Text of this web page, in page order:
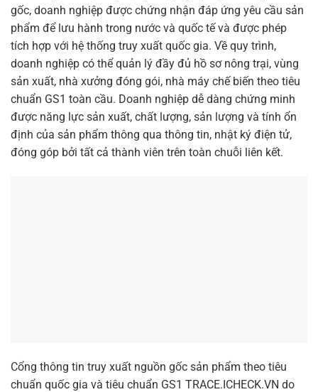
gốc, doanh nghiệp được chứng nhận đáp ứng yêu cầu sản
phẩm để lưu hành trong nước và quốc tế và được phép
tích hợp với hệ thống truy xuất quốc gia. Về quy trình,
doanh nghiệp có thể quản lý đầy đủ hồ sơ nông trại, vùng
sản xuất, nhà xưởng đóng gói, nhà máy chế biến theo tiêu
chuẩn GS1 toàn cầu. Doanh nghiệp dễ dàng chứng minh
được năng lực sản xuất, chất lượng, sản lượng và tính ổn
định của sản phẩm thông qua thông tin, nhật ký điện tử,
đóng góp bởi tất cả thành viên trên toàn chuỗi liên kết.
Cổng thông tin truy xuất nguồn gốc sản phẩm theo tiêu
chuẩn quốc gia và tiêu chuẩn GS1 TRACE.ICHECK.VN do